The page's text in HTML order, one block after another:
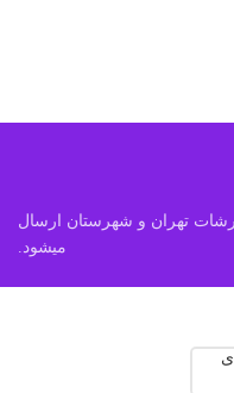
تهران و شهرستان ارسال
میشود.